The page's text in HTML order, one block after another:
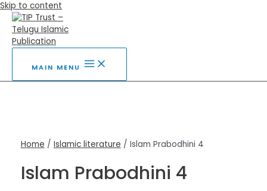
Skip to content
MAIN MENU
Home / Islamic literature / Islam Prabodhini 4
Islam Prabodhini 4